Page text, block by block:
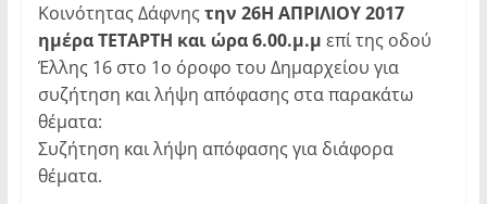
Κοινότητας Δάφνης την 26Η ΑΠΡΙΛΙΟΥ 2017
ημέρα ΤΕΤΑΡΤΗ και ώρα 6.00.μ.μ επί της οδού
Έλλης 16 στο 1ο όροφο του Δημαρχείου για
συζήτηση και λήψη απόφασης στα παρακάτω
θέματα:
Συζήτηση και λήψη απόφασης για διάφορα
θέματα.